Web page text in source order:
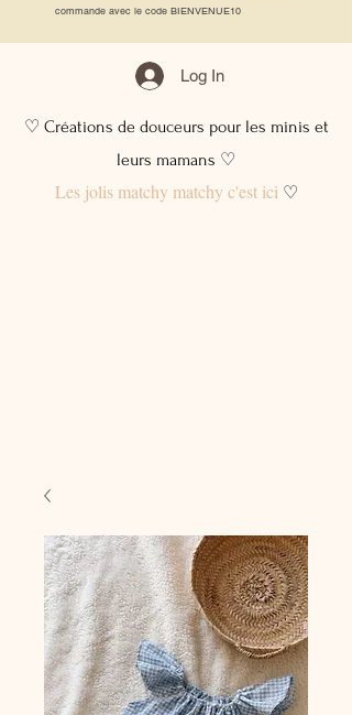
commande avec le code BIENVENUE10
Log In
♡ Créations de douceurs pour les minis et
leurs mamans ♡
Les jolis matchy matchy c'est ici♡